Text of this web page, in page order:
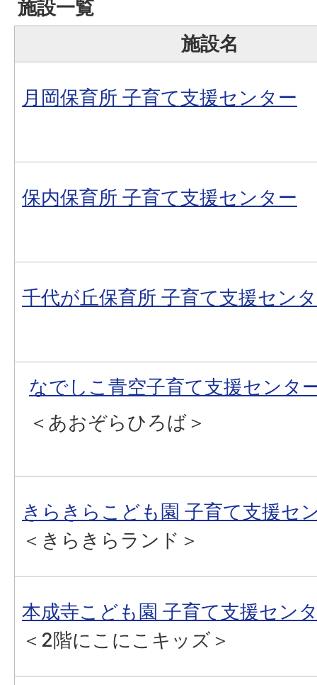
施設一覧
施設名
月岡保育所 子育て支援センター
保内保育所 子育て支援センター
千代が丘保育所 子育て支援セン
なでしこ青空子育て支援センタ
＜あおぞらひろば＞
きらきらこども園 子育て支援セ
＜きらきらランド＞
本成寺こども園 子育て支援セン
＜2階にこにこキッズ＞